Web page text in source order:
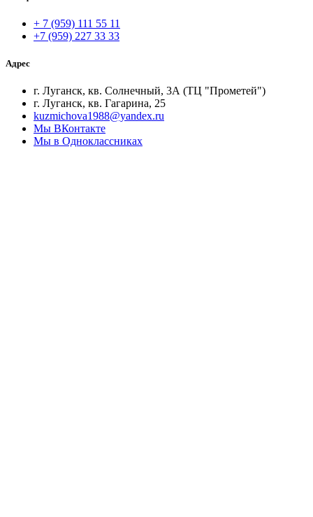
+ 7 (959) 111 55 11
+7 (959) 227 33 33
Адрес
г. Луганск, кв. Солнечный, 3А (ТЦ "Прометей")
г. Луганск, кв. Гагарина, 25
kuzmichova1988@yandex.ru
Мы ВКонтакте
Мы в Одноклассниках